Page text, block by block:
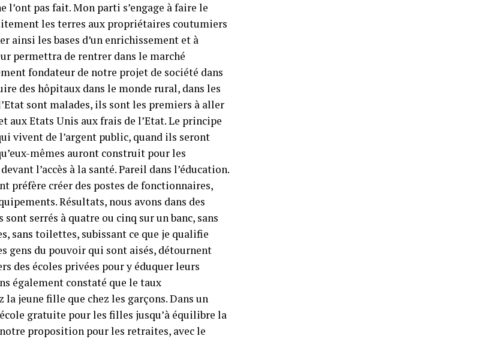
l’ont pas fait. Mon parti s’engage à faire le
les terres aux propriétaires coutumiers
ainsi les bases d’un enrichissement et à
permettra de rentrer dans le marché
fondateur de notre projet de société dans
des hôpitaux dans le monde rural, dans les
sont malades, ils sont les premiers à aller
aux Etats Unis aux frais de l’Etat. Le principe
vivent de l’argent public, quand ils seront
mêmes auront construit pour les
l’accès à la santé. Pareil dans l’éducation.
préfère créer des postes de fonctionnaires,
Résultats, nous avons dans des
serrés à quatre ou cinq sur un banc, sans
sans toilettes, subissant ce que je qualifie
gens du pouvoir qui sont aisés, détournent
des écoles privées pour y éduquer leurs
également constaté que le taux
jeune fille que chez les garçons. Dans un
gratuite pour les filles jusqu’à équilibre la
proposition pour les retraites, avec le